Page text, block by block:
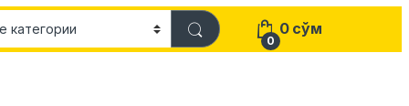
0
0 сўм